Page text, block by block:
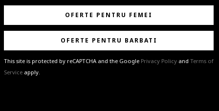
OFERTE PENTRU FEMEI
OFERTE PENTRU BARBATI
This site is protected by reCAPTCHA and the Google Privacy Policy and Terms of
Service apply.